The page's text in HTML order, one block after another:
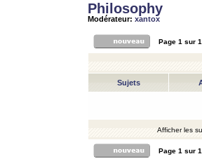
Philosophy
Modérateur: xantox
Page 1 sur 1
Sujets
Afficher les
Page 1 sur 1